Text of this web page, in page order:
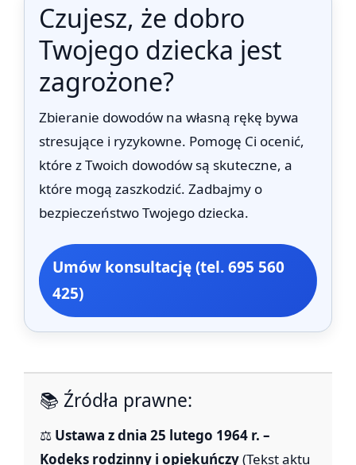
Czujesz, że dobro
Twojego dziecka jest
zagrożone?
Zbieranie dowodów na własną rękę bywa
stresujące i ryzykowne. Pomogę Ci ocenić,
które z Twoich dowodów są skuteczne, a
które mogą zaszkodzić. Zadbajmy o
bezpieczeństwo Twojego dziecka.
Umów konsultację (tel. 695 560
425)
📚 Źródła prawne:
⚖️ Ustawa z dnia 25 lutego 1964 r. –
Kodeks rodzinny i opiekuńczy(Tekst aktu